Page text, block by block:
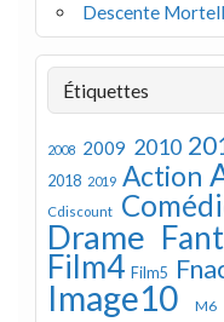
Descente
Étiquettes
2008 2009 2010
2018 2019 Action
Cdiscount
Drame
Film4 Film5
Image10 M6